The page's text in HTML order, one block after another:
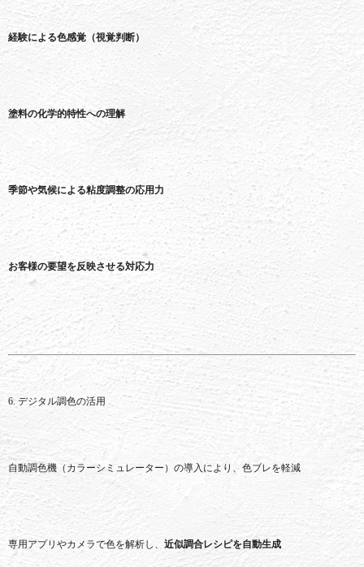
経験による色感覚（視覚判断）
塗料の化学的特性への理解
季節や気候による粘度調整の応用 力
お客様の要望を反映させる対応力
6.デジタル調色の活用
自動調色機（ カラーシミュレーター） の導入 により、 色ブレを軽減
専用アプリ やカメラで色を解析し、 近似調合レシピを自動生成